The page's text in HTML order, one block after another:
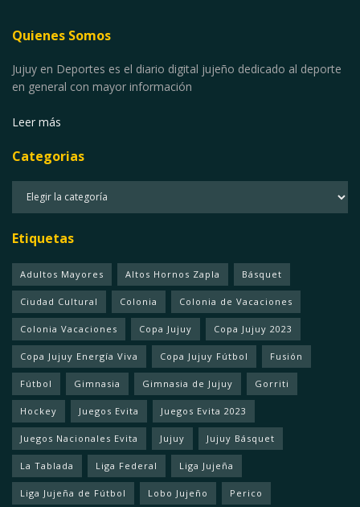
Quienes Somos
Jujuy en Deportes es el diario digital jujeño dedicado al deporte
en general con mayor información
Leer más
Categorias
Etiquetas
Adultos Mayores Altos Hornos Zapla Básquet
Ciudad Cultural Colonia Colonia de Vacaciones
Colonia Vacaciones Copa Jujuy Copa Jujuy 2023
Copa Jujuy Energía Viva Copa Jujuy Fútbol Fusión
Fútbol Gimnasia Gimnasia de Jujuy Gorriti
Hockey Juegos Evita Juegos Evita 2023
Juegos Nacionales Evita Jujuy Jujuy Básquet
La Tablada Liga Federal Liga Jujeña
Liga Jujeña de Fútbol Lobo Jujeño Perico